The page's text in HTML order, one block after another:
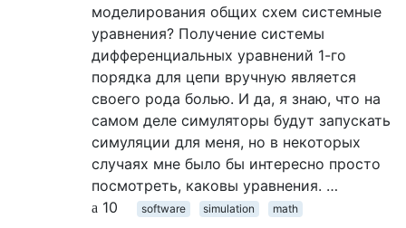
моделирования общих схем системные
уравнения? Получение системы
дифференциальных уравнений 1-го
порядка для цепи вручную является
своего рода болью. И да, я знаю, что на
самом деле симуляторы будут запускать
симуляции для меня, но в некоторых
случаях мне было бы интересно просто
посмотреть, каковы уравнения. …
10
software simulation math